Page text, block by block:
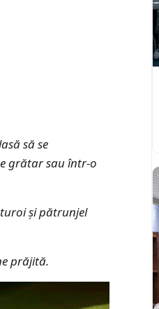
să se
grătar sau într-o
și pătrunjel
prăjită.